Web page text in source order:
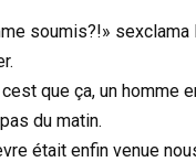
soumis?!»
que ça, un homme
du matin.
était enfin venue